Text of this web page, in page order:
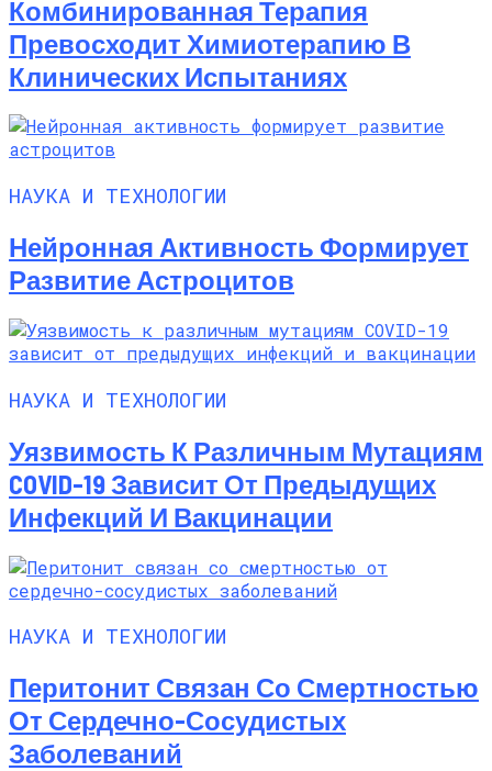
Комбинированная Терапия
Превосходит Химиотерапию В
Клинических Испытаниях
НАУКА И ТЕХНОЛОГИИ
Нейронная Активность Формирует
Развитие Астроцитов
НАУКА И ТЕХНОЛОГИИ
Уязвимость К Различным Мутациям
COVID-19 Зависит От Предыдущих
Инфекций И Вакцинации
НАУКА И ТЕХНОЛОГИИ
Перитонит Связан Со Смертностью
От Сердечно-Сосудистых
Заболеваний